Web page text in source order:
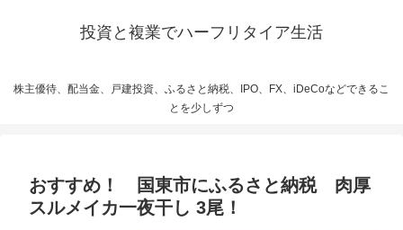
投資と複業でハーフリタイア生活
株主優待、配当金、戸建投資、ふるさと納税、IPO、FX、iDeCoなどできるこ
とを少しずつ
おすすめ！ 国東市にふるさと納税 肉厚
スルメイカ一夜干し 3尾！